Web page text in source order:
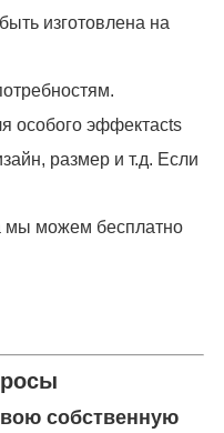
изготовлена ​​на
особого эффектаcts
размер и т.д. Если
можем бесплатно
собственную